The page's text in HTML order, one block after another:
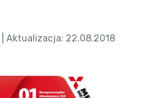
| Aktualizacja: 22.08.2018